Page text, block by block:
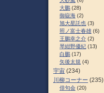
大鵬 (28)
御嶽海 (2)
旭大星託也 (3)
照ノ富士春雄 (6)
王鵬幸之介 (2)
琴紺野優紀 (13)
白鵬 (17)
矢後太規 (4)
宇宙 (234)
川柳コーナー (235)
俳句会 (20)